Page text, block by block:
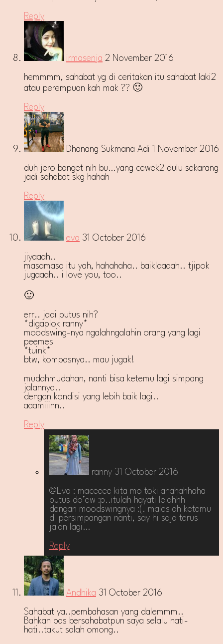
Reply
irmasenja 2 November 2016
hemmmm, sahabat yg di ceritakan itu sahabat laki2
atau perempuan kah mak ?? 🙂
Reply
Dhanang Sukmana Adi 1 November 2016
duh jero banget nih bu…yang cewek2 dulu sekarang
jadi sahabat skg hahah
Reply
eva 31 October 2016
jiyaaah..
masamasa itu yah, hahahaha.. baiklaaaah.. tjipok
jugaaah.. i love you, too..
🙂
err.. jadi putus nih?
*digaplok ranny*
moodswing-nya ngalahngalahin orang yang lagi
peemes
*tuink*
btw, kompasnya.. mau jugak!
mudahmudahan, nanti bisa ketemu lagi simpang
jalannya..
dengan kondisi yang lebih baik lagi..
aaamiiinn..
Reply
ranny 31 October 2016
@Eva : maceeee kita mo toki ahahahhaha
putus do’ew :p..itulah hayati lelahhh
dengan moodswingnya :(. males ah ketemu
di persimpangan nanti, say hi saja terus
jalan lagi…
Reply
Andhika 31 October 2016
Sahabat ya..pembahasan yang dalemmm..
Bahkan pas bersahabatpun saya selalu hati-
hati..takut salah omong..